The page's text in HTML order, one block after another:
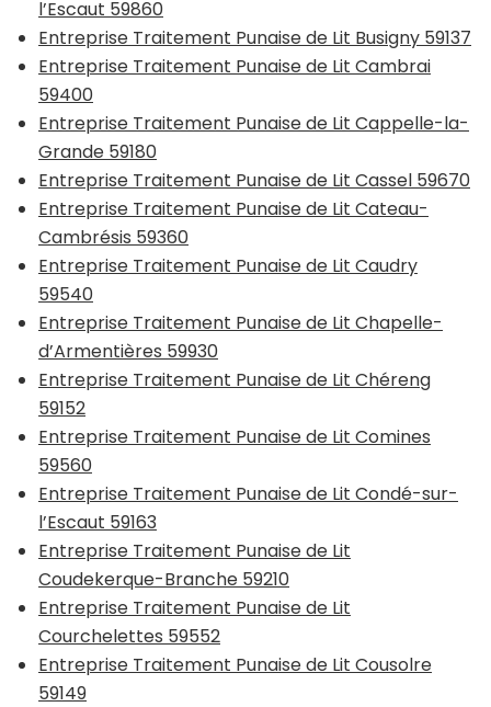
l’Escaut 59860
Entreprise Traitement Punaise de Lit Busigny 59137
Entreprise Traitement Punaise de Lit Cambrai
59400
Entreprise Traitement Punaise de Lit Cappelle-la-
Grande 59180
Entreprise Traitement Punaise de Lit Cassel 59670
Entreprise Traitement Punaise de Lit Cateau-
Cambrésis 59360
Entreprise Traitement Punaise de Lit Caudry
59540
Entreprise Traitement Punaise de Lit Chapelle-
d’Armentières 59930
Entreprise Traitement Punaise de Lit Chéreng
59152
Entreprise Traitement Punaise de Lit Comines
59560
Entreprise Traitement Punaise de Lit Condé-sur-
l’Escaut 59163
Entreprise Traitement Punaise de Lit
Coudekerque-Branche 59210
Entreprise Traitement Punaise de Lit
Courchelettes 59552
Entreprise Traitement Punaise de Lit Cousolre
59149